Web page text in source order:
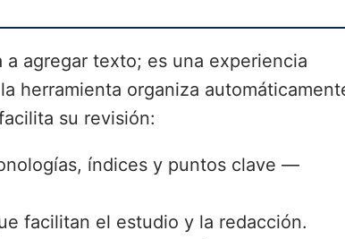
a agregar texto; es una experiencia
herramienta organiza
su revisión:
índices y puntos clave —
facilitan el estudio y la redacción.